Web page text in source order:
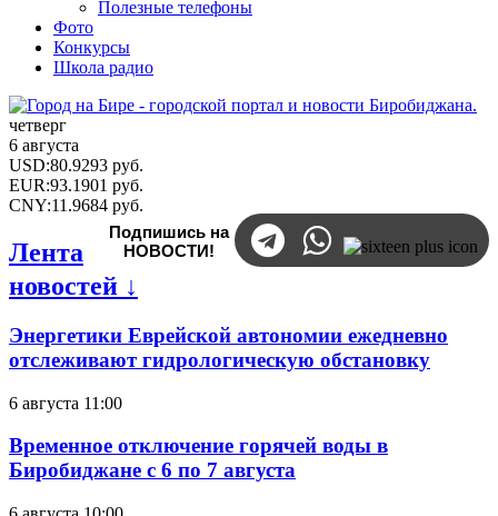
Полезные телефоны
Фото
Конкурсы
Школа радио
четверг
6 августа
USD:80.9293 руб.
EUR:93.1901 руб.
CNY:11.9684 руб.
Подпишись на
НОВОСТИ!
Лента
новостей ↓
Энергетики Еврейской автономии ежедневно
отслеживают гидрологическую обстановку
6 августа 11:00
Временное отключение горячей воды в
Биробиджане с 6 по 7 августа